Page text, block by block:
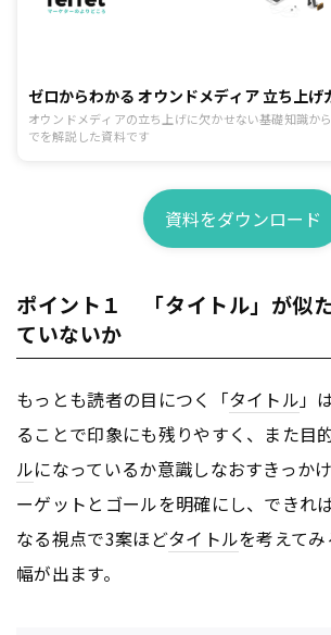
ゼロからわかる オウンドメディア 立ち上げ
オウンドメディアの立ち上げに欠かせない基礎知識か
でを解説した資料です
資料をダウンロード
ポイント１ 「タイトル」が似
ていないか
もっとも読者の目につく「タイトル」
ることで印象にも残りやすく、また目
ルになっているか意識しなおすきっか
ーゲットとゴールを明確にし、できれ
なる視点で3案ほどタイトルを考えてみ
幅が出ます。